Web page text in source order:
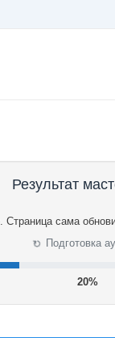
Результат
. Страница сама
⟳ Подготовка
21%